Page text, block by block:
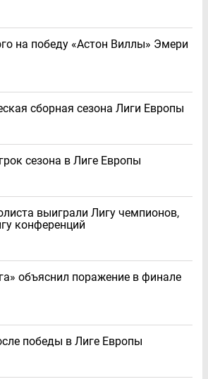
на победу «Астон Виллы» Эмери
сборная сезона Лиги Европы
сезона в Лиге Европы
выиграли Лигу чемпионов,
конференций
объяснил поражение в финале
победы в Лиге Европы